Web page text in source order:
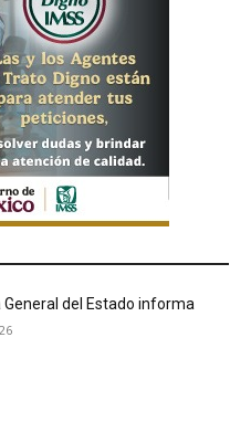
General del Estado informa